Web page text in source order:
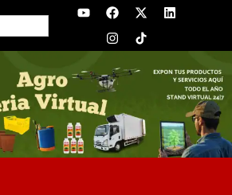
Y
o
b
e
F
a
c
e
o
o
k
X
-
t
w
t
L
i
d
n
I
n
s
t
g
r
a